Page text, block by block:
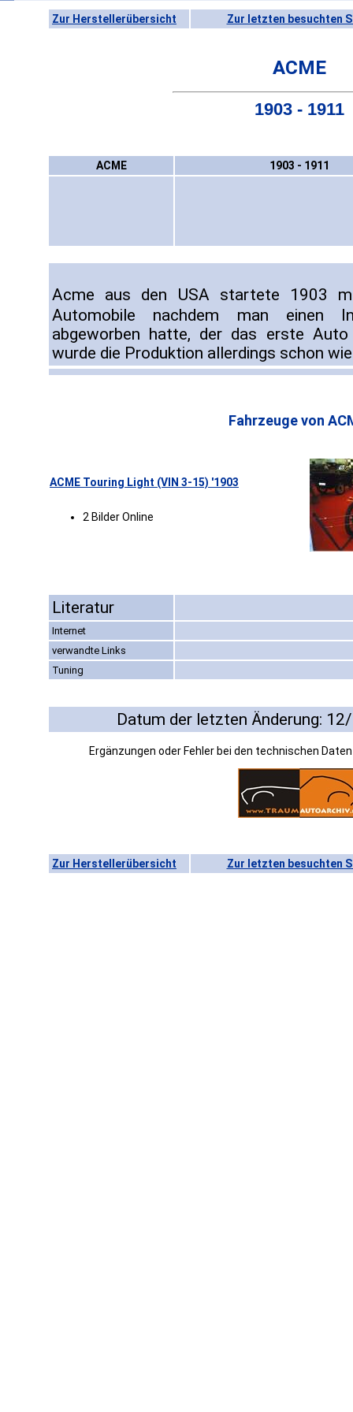
Zur Herstellerübersicht Zur letzten besuchten
ACME
1903 - 1911
ACME 1903 - 1911
Acme aus den USA startete 1903
Automobile nachdem man einen
abgeworben hatte, der das erste
wurde die Produktion allerdings schon
Fahrzeuge von
ACME Touring Light (VIN 3-15) '1903
2 Bilder Online
Literatur
Internet
verwandte Links
Tuning
Datum der letzten Änderung:
Ergänzungen oder Fehler bei den technischen
Zur Herstellerübersicht Zur letzten besuchten